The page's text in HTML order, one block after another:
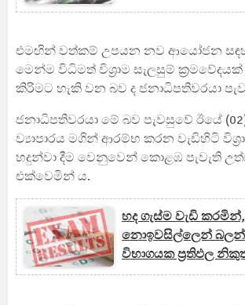
එමඟින් වත්කම් උපයන නව ආයෝජන
මෙන්ම විධිමත් විශ්‍රාම සැලසුම් ක්‍රමවේදයක්
කිරිමට හැකි වන බව ද ජනාධිපතිවරයා
ජනාධිපතිවරයා මේ බව පැවසුවේ ඊයේ
ව්‍යාපාරය මගින් ආරම්භ කරන වැඩිහිටි
හදුන්වා දීම වෙනුවෙන් කොළඹ පැවැති
එක්වෙමින් ය.
හද ගැස්ම වැඩි කරමින්,
නොඉවසිල්ලෙන්
විභාගයක ප්‍රතිඵල
මෙතනින් පිවිසෙන්න..